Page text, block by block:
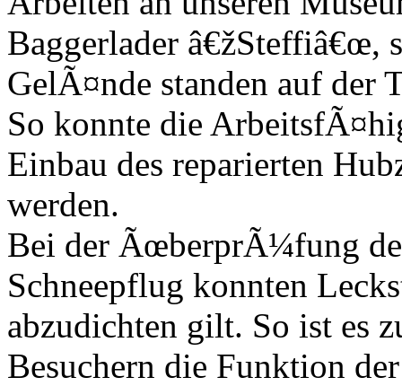
Baggerlader â€žSteffiâ€œ,
GelÃ¤nde standen auf der
So konnte die
Einbau des reparierten
werden.
Bei der ÃœberprÃ¼fung
Schneepflug konnten
abzudichten gilt. So ist es
Besuchern die Funktion